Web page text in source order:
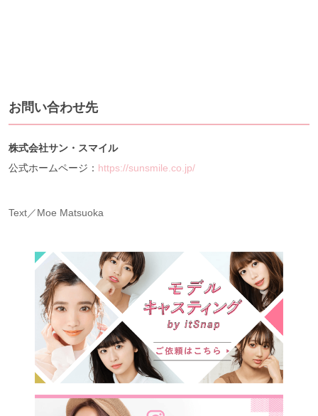
お問い合わせ先
株式会社サン・スマイル
公式ホームページ： https://sunsmile.co.jp/
Text／Moe Matsuoka